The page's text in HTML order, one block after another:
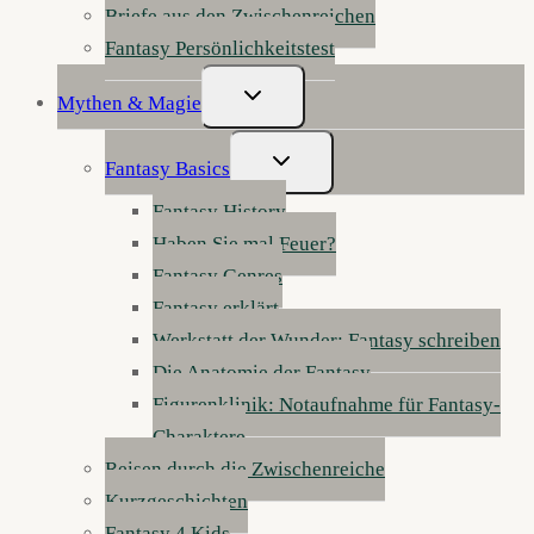
Briefe aus den Zwischenreichen
Fantasy Persönlichkeitstest
Mythen & Magie
Untermenü
Umschalten
Fantasy Basics
Untermenü
Umschalten
Fantasy History
Haben Sie mal Feuer?
Fantasy Genres
Fantasy erklärt
Werkstatt der Wunder: Fantasy schreiben
Die Anatomie der Fantasy
Figurenklinik: Notaufnahme für Fantasy-
Charaktere
Reisen durch die Zwischenreiche
Kurzgeschichten